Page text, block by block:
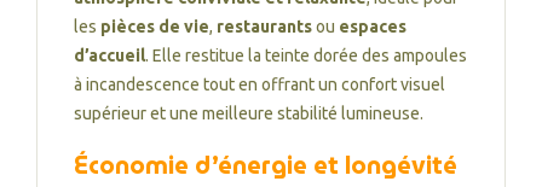
les pièces de vie, restaurantsou espaces
d’accueil. Elle restitue la teinte dorée des ampoules
à incandescence tout en offrant un confort visuel
supérieur et une meilleure stabilité lumineuse.
Économie d’énergie et longévité